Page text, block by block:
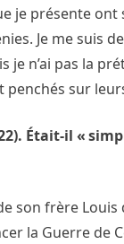
je présente
Je me suis
je n’ai pas la
penchés sur
Était-il «
son frère
la Guerre de